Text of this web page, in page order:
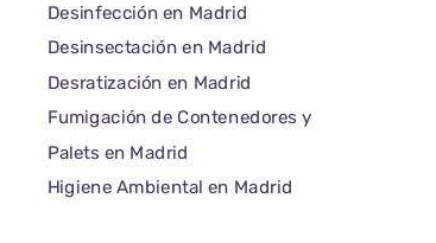
Desinfección en Madrid
Desinsectación en Madrid
Desratización en Madrid
Fumigación de Contenedores y
Palets en Madrid
Higiene Ambiental en Madrid